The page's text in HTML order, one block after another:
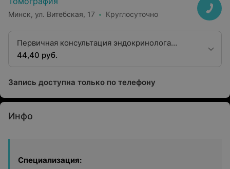
Минск, ул. Витебская, 17 Круглосуточно
Первичная консультация эндокринолога
первой категории
44,40 руб.
Запись доступна только по телефону
Инфо
Специализация: